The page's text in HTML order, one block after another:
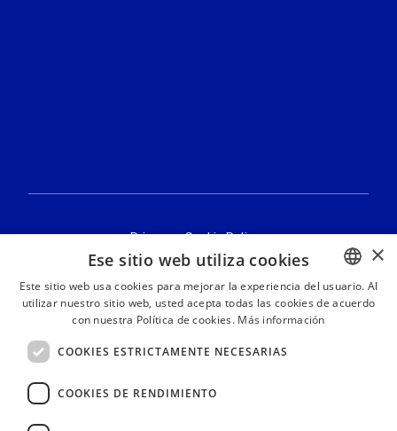
Privacy/cookie
Ministero degli Affari Esteri e della Cooperazione Internazionale
ITALIAN
×
Ese sitio web utiliza cookies
Este sitio web usa cookies para mejorar la experiencia del usuario. Al
utilizar nuestro sitio web, usted acepta todas las cookies de acuerdo
con nuestra Política de cookies. Más información
COOKIES ESTRICTAMENTE NECESARIAS
COOKIES DE RENDIMIENTO